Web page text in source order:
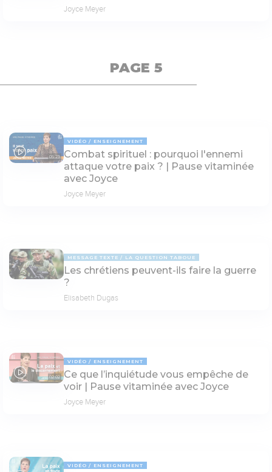
Joyce Meyer
PAGE 5
05:23
VIDÉO ENSEIGNEMENT
Combat spirituel : pourquoi l'ennemi
attaque votre paix ? | Pause vitaminée
avec Joyce
Joyce Meyer
MESSAGE TEXTE LA QUESTION TABOUE
Les chrétiens peuvent-ils faire la guerre
?
Elisabeth Dugas
02:02
VIDÉO ENSEIGNEMENT
Ce que l’inquiétude vous empêche de
voir | Pause vitaminée avec Joyce
Joyce Meyer
VIDÉO ENSEIGNEMENT